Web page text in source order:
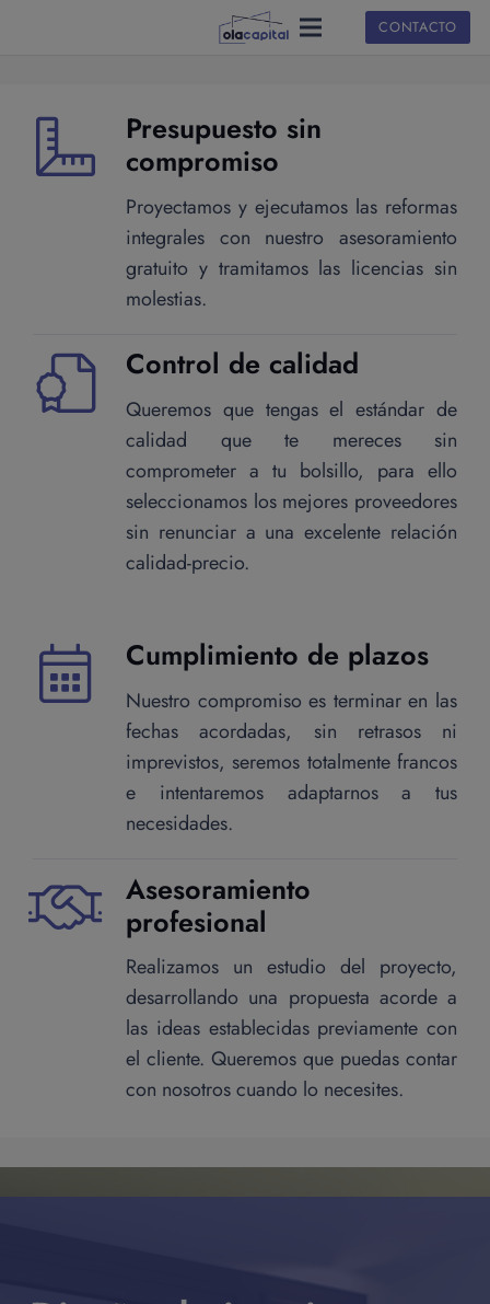
CONTACTO
Presupuesto sin
compromiso
Proyectamos y ejecutamos las reformas
integrales con nuestro asesoramiento
gratuito y tramitamos las licencias sin
molestias.
Control de calidad
Queremos que tengas el estándar de
calidad que te mereces sin
comprometer a tu bolsillo, para ello
seleccionamos los mejores proveedores
sin renunciar a una excelente relación
calidad-precio.
Cumplimiento de plazos
Nuestro compromiso es terminar en las
fechas acordadas, sin retrasos ni
imprevistos, seremos totalmente francos
e intentaremos adaptarnos a tus
necesidades.
Asesoramiento
profesional
Realizamos un estudio del proyecto,
desarrollando una propuesta acorde a
las ideas establecidas previamente con
el cliente. Queremos que puedas contar
con nosotros cuando lo necesites.